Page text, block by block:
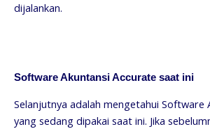
dijalankan.
Software Akuntansi Accurate saat ini
Selanjutnya adalah mengetahui Software
yang sedang dipakai saat ini. Jika